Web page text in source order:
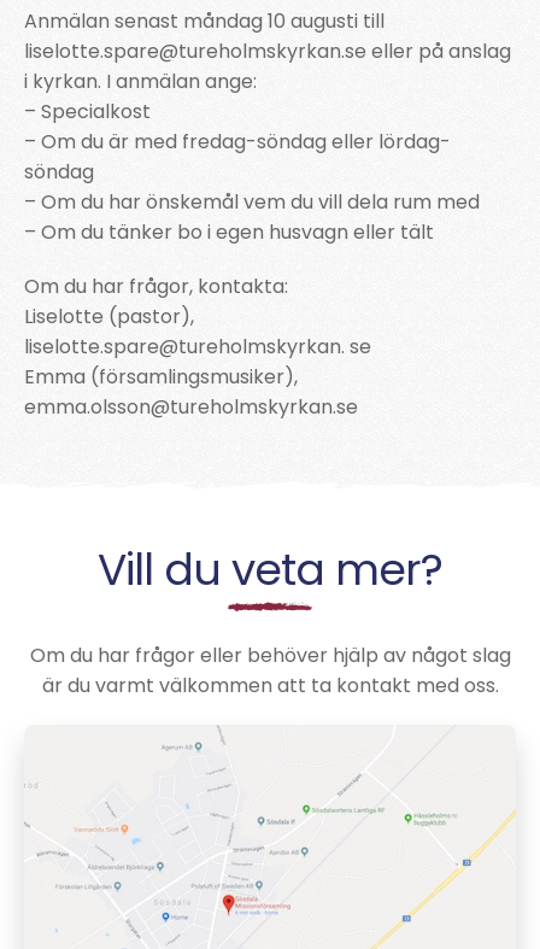
Anmälan senast måndag 10 augusti till
liselotte.spare@tureholmskyrkan.se eller på anslag
i kyrkan. I anmälan ange:
– Specialkost
– Om du är med fredag-söndag eller lördag-
söndag
– Om du har önskemål vem du vill dela rum med
– Om du tänker bo i egen husvagn eller tält
Om du har frågor, kontakta:
Liselotte (pastor),
liselotte.spare@tureholmskyrkan. se
Emma (församlingsmusiker),
emma.olsson@tureholmskyrkan.se
Vill du veta mer?
Om du har frågor eller behöver hjälp av något slag
är du varmt välkommen att ta kontakt med oss.